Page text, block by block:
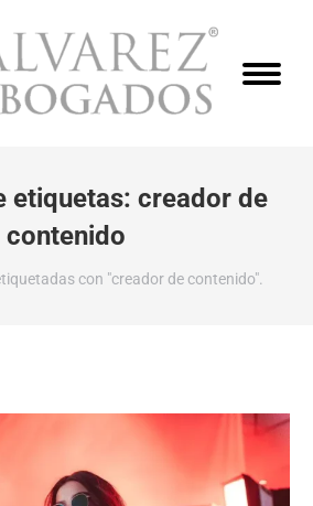
etiquetas: creador de
contenido
con "creador de contenido".